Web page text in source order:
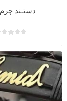
دستبند چرم 403